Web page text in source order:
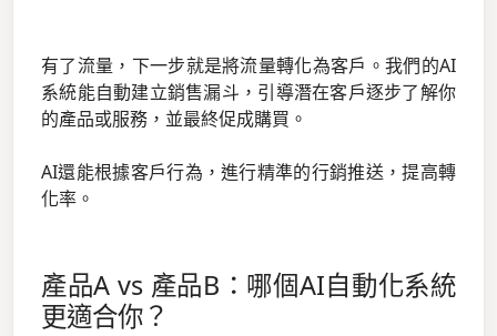
有了流量，下一步就是將流量轉化為客戶。我們的AI
系統能自動建立銷售漏斗，引導潛在客戶逐步了解你
的產品或服務，並最終促成購買。
AI還能根據客戶行為，進行精準的行銷推送，提高轉
化率。
產品A vs 產品B：哪個AI自動化系統
更適合你？